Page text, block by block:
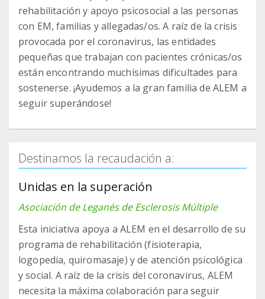
rehabilitación y apoyo psicosocial a las personas
con EM, familias y allegadas/os. A raíz de la crisis
provocada por el coronavirus, las entidades
pequeñas que trabajan con pacientes crónicas/os
están encontrando muchísimas dificultades para
sostenerse. ¡Ayudemos a la gran familia de ALEM a
seguir superándose!
Destinamos la recaudación a:
Unidas en la superación
Asociación de Leganés de Esclerosis Múltiple
Esta iniciativa apoya a ALEM en el desarrollo de su
programa de rehabilitación (fisioterapia,
logopedia, quiromasaje) y de atención psicológica
y social. A raíz de la crisis del coronavirus, ALEM
necesita la máxima colaboración para seguir